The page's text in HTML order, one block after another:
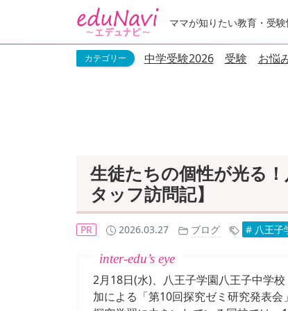
ママが知りたい教育・受験
中学受験2026 受験 お悩
生徒たちの個性が光る
タッフ訪問記】
PR 2026.03.27 ブログ # 八王子
2月18日(水)、八王子学園八王子中学
加による「第10回探究ゼミ研究発表会